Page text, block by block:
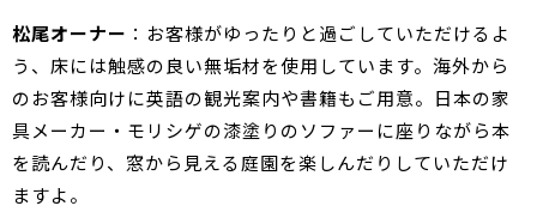
松尾オーナー ：お客様がゆったりと過ごしていただけるよ
う、床には触感の良い無垢材を使用しています。海外から
のお客様向けに英語の観光案内や書籍もご用意。日本の家
具メーカー・モリシゲの漆塗りのソファーに座りながら本
を読んだり、窓から見える庭園を楽しんだりしていただけ
ますよ。